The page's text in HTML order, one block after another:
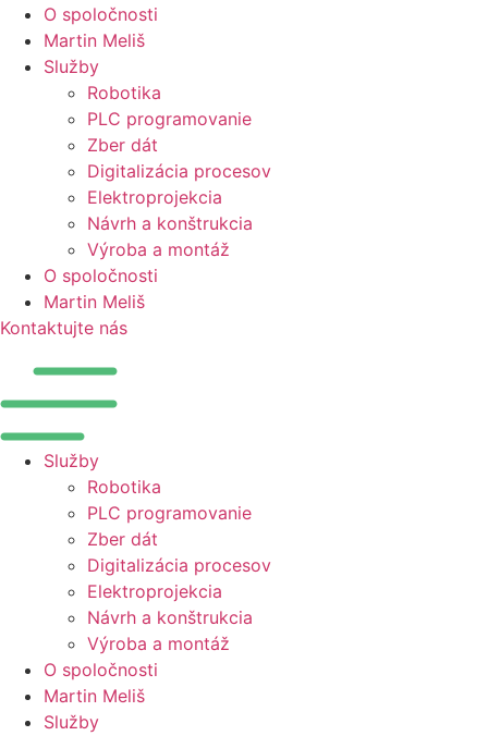
O spoločnosti
Martin Meliš
Služby
Robotika
PLC programovanie
Zber dát
Digitalizácia procesov
Elektroprojekcia
Návrh a konštrukcia
Výroba a montáž
O spoločnosti
Martin Meliš
Kontaktujte nás
Služby
Robotika
PLC programovanie
Zber dát
Digitalizácia procesov
Elektroprojekcia
Návrh a konštrukcia
Výroba a montáž
O spoločnosti
Martin Meliš
Služby